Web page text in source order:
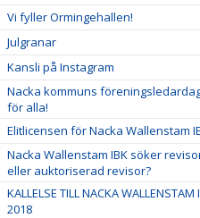
Vi fyller Ormingehallen!
Julgranar
Kansli på Instagram
Nacka kommuns
för alla!
Elitlicensen för Nacka Wallenstam
Nacka Wallenstam IBK söker
eller auktoriserad revisor?
KALLELSE TILL NACKA
2018